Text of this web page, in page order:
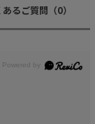
るご質問 （0）